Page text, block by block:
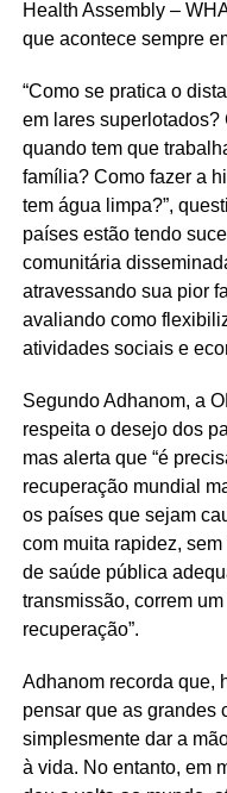
Health Assembly –
que acontece sempre
“Como se pratica o
em lares superlotados?
quando tem que
família? Como fazer a
tem água limpa?”,
países estão tendo
comunitária
atravessando sua pior
avaliando como
atividades sociais e
Segundo Adhanom, a
respeita o desejo dos
mas alerta que “é
recuperação mundial
os países que sejam
com muita rapidez,
de saúde pública
transmissão, correm
recuperação”.
Adhanom recorda que,
pensar que as grandes
simplesmente dar a
à vida. No entanto, em